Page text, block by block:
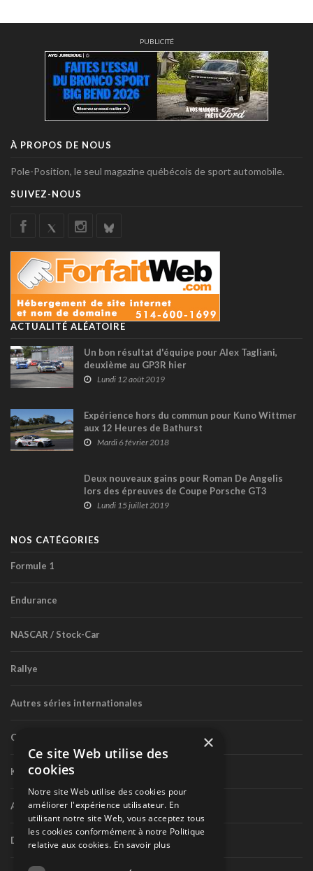
PUBLICITÉ
À PROPOS DE NOUS
Pole-Position, le seul magazine québécois de sport automobile.
SUIVEZ-NOUS
ACTUALITÉ ALÉATOIRE
Un bon résultat d'équipe pour Alex Tagliani,
deuxième au GP3R hier
Lundi 12 août 2019
Expérience hors du commun pour Kuno Wittmer
aux 12 Heures de Bathurst
Mardi 6 février 2018
Deux nouveaux gains pour Roman De Angelis
lors des épreuves de Coupe Porsche GT3
Canada à Toronto
Lundi 15 juillet 2019
NOS CATÉGORIES
Formule 1
Endurance
NASCAR / Stock-Car
Rallye
Autres séries internationales
Circuit routier canadien
Karting
Autres séries nationales
Divers
×
Ce site Web utilise des
cookies
Notre site Web utilise des cookies pour
améliorer l'expérience utilisateur. En
utilisant notre site Web, vous acceptez tous
les cookies conformément à notre Politique
relative aux cookies. En savoir plus